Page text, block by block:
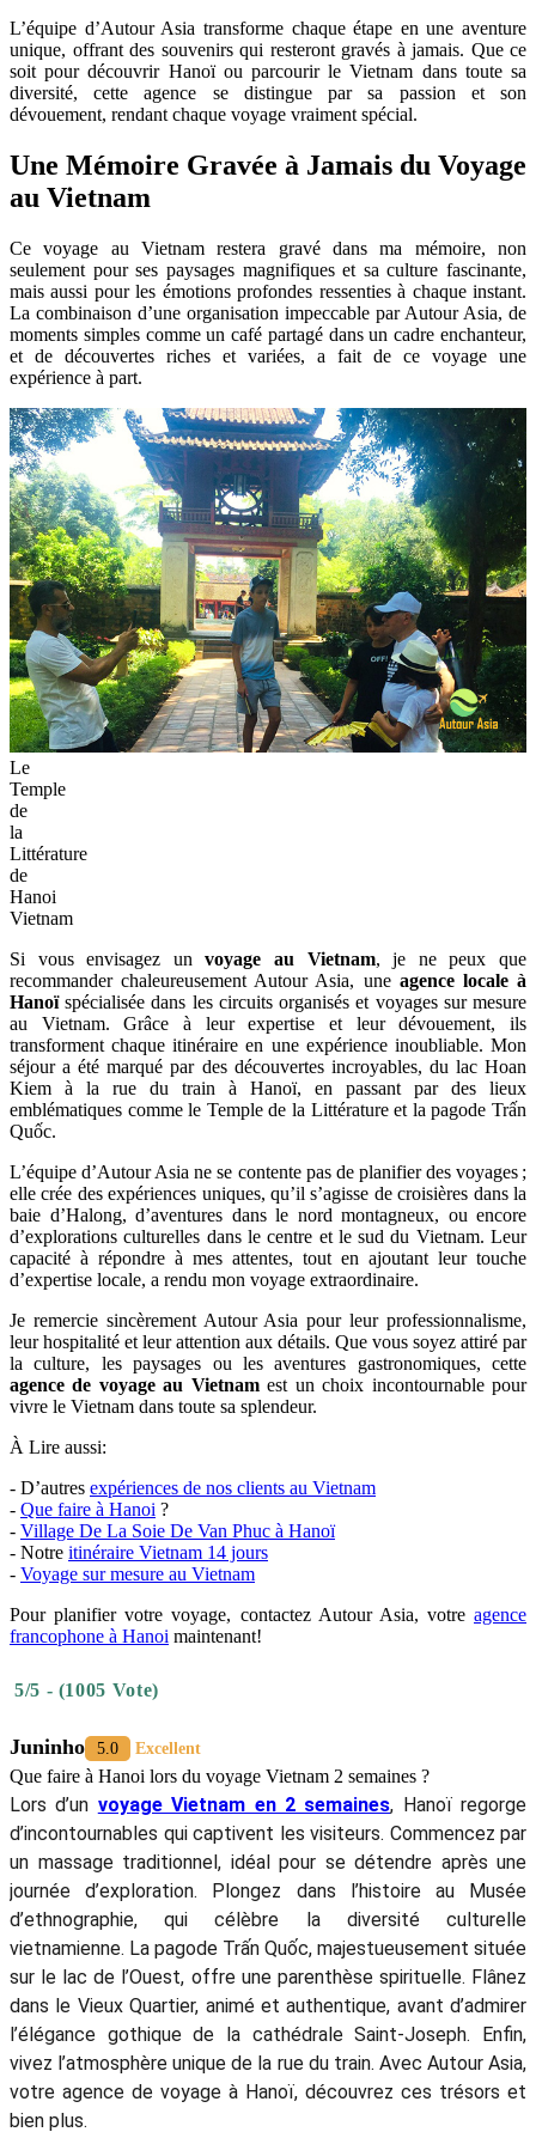
L’équipe d’Autour Asia transforme chaque étape en une aventure
unique, offrant des souvenirs qui resteront gravés à jamais. Que ce
soit pour découvrir Hanoï ou parcourir le Vietnam dans toute sa
diversité, cette agence se distingue par sa passion et son
dévouement, rendant chaque voyage vraiment spécial.
Une Mémoire Gravée à Jamais du Voyage
au Vietnam
Ce voyage au Vietnam restera gravé dans ma mémoire, non
seulement pour ses paysages magnifiques et sa culture fascinante,
mais aussi pour les émotions profondes ressenties à chaque instant.
La combinaison d’une organisation impeccable par Autour Asia, de
moments simples comme un café partagé dans un cadre enchanteur,
et de découvertes riches et variées, a fait de ce voyage une
expérience à part.
Le
Temple
de
la
Littérature
de
Hanoi
Vietnam
Si vous envisagez unvoyage au Vietnam, je ne peux que
recommander chaleureusement Autour Asia, une agence locale à
Hanoïspécialisée dans les circuits organisés et voyages sur mesure
au Vietnam. Grâce à leur expertise et leur dévouement, ils
transforment chaque itinéraire en une expérience inoubliable. Mon
séjour a été marqué par des découvertes incroyables, du lac Hoan
Kiem à la rue du train à Hanoï, en passant par des lieux
emblématiques comme le Temple de la Littérature et la pagode Trấn
Quốc.
L’équipe d’Autour Asia ne se contente pas de planifier des voyages ;
elle crée des expériences uniques, qu’il s’agisse de croisières dans la
baie d’Halong, d’aventures dans le nord montagneux, ou encore
d’explorations culturelles dans le centre et le sud du Vietnam. Leur
capacité à répondre à mes attentes, tout en ajoutant leur touche
d’expertise locale, a rendu mon voyage extraordinaire.
Je remercie sincèrement Autour Asia pour leur professionnalisme,
leur hospitalité et leur attention aux détails. Que vous soyez attiré par
la culture, les paysages ou les aventures gastronomiques, cette
agence de voyage au Vietnamest un choix incontournable pour
vivre le Vietnam dans toute sa splendeur.
À Lire aussi:
- D’autres expériences de nos clients au Vietnam
- Que faire à Hanoi ?
- Village De La Soie De Van Phuc à Hanoï
- Notre itinéraire Vietnam 14 jours
- Voyage sur mesure au Vietnam
Pour planifier votre voyage, contactez Autour Asia, votre agence
francophone à Hanoi maintenant!
5/5 - (1005 Vote)
Juninho 5.0 Excellent
Que faire à Hanoi lors du voyage Vietnam 2 semaines ?
Lors d’un voyage Vietnam en 2 semaines, Hanoï regorge
d’incontournables qui captivent les visiteurs. Commencez par
un massage traditionnel, idéal pour se détendre après une
journée d’exploration. Plongez dans l’histoire au Musée
d’ethnographie, qui célèbre la diversité culturelle
vietnamienne. La pagode Trấn Quốc, majestueusement située
sur le lac de l’Ouest, offre une parenthèse spirituelle. Flânez
dans le Vieux Quartier, animé et authentique, avant d’admirer
l’élégance gothique de la cathédrale Saint-Joseph. Enfin,
vivez l’atmosphère unique de la rue du train. Avec Autour Asia,
votre agence de voyage à Hanoï, découvrez ces trésors et
bien plus.